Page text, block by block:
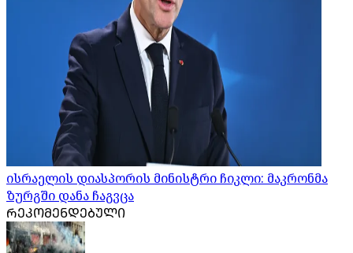
ისრაელის დიასპორის მინისტრი ჩიკლი: მაკრონმა
ზურგში დანა ჩაგვცა
ᲠᲔᲙᲝᲛᲔᲜᲓᲔᲑᲣᲚᲘ